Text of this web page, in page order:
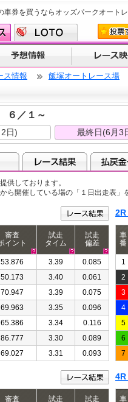
車券を買うならオッズパークオート
ス情報 飯塚オートレース場
６／１～
日) 最終日(6月3
供しております。
開催している場の「１日出走表」
審査
イント
試走
タイム
試走
偏差
53.876 3.39 0.085
50.173 3.40 0.061
70.947 3.39 0.075
69.963 3.35 0.096
65.386 3.34 0.116
86.777 3.30 0.089
69.027 3.31 0.093
車
番
1
2
3
4
5
6
7
審査
試走
試走
車